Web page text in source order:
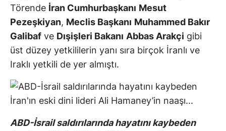
Törende İran Cumhurbaşkanı Mesut
Pezeşkiyan, Meclis Başkanı Muhammed Bakır
Galibaf ve Dışişleri Bakanı Abbas Arakçi gibi
üst düzey yetkililerin yanı sıra birçok İranlı ve
Iraklı yetkili de yer almıştı.
ABD-İsrail saldırılarında hayatını kaybeden